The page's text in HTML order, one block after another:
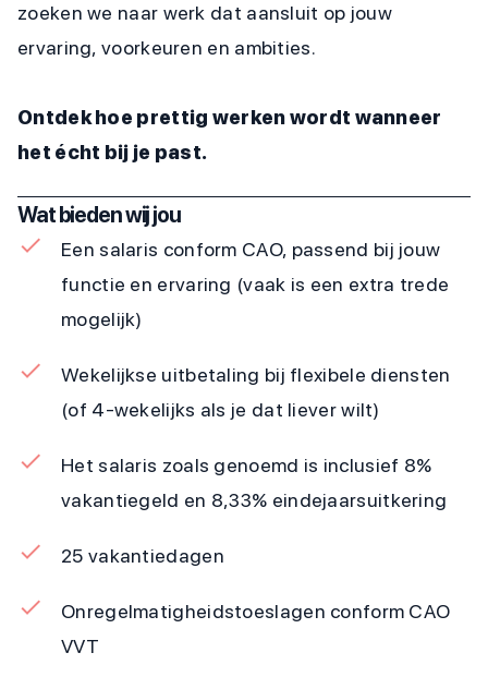
zoeken we naar werk dat aansluit op jouw
ervaring, voorkeuren en ambities.
Ontdek hoe prettig werken wordt wanneer
het écht bij je past.
Wat bieden wij jou
Een salaris conform CAO, passend bij jouw
functie en ervaring (vaak is een extra trede
mogelijk)
Wekelijkse uitbetaling bij flexibele diensten
(of 4-wekelijks als je dat liever wilt)
Het salaris zoals genoemd is inclusief 8%
vakantiegeld en 8,33% eindejaarsuitkering
25 vakantiedagen
Onregelmatigheidstoeslagen conform CAO
VVT